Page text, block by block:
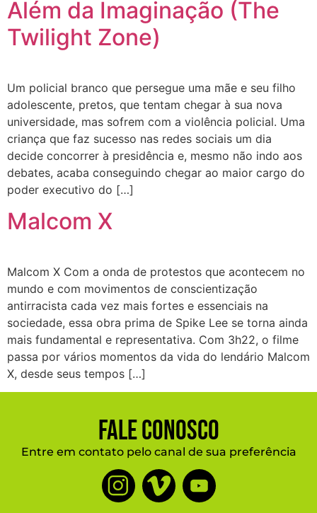
Além da Imaginação (The
Twilight Zone)
Um policial branco que persegue uma mãe e seu filho
adolescente, pretos, que tentam chegar à sua nova
universidade, mas sofrem com a violência policial. Uma
criança que faz sucesso nas redes sociais um dia
decide concorrer à presidência e, mesmo não indo aos
debates, acaba conseguindo chegar ao maior cargo do
poder executivo do […]
Malcom X
Malcom X Com a onda de protestos que acontecem no
mundo e com movimentos de conscientização
antirracista cada vez mais fortes e essenciais na
sociedade, essa obra prima de Spike Lee se torna ainda
mais fundamental e representativa. Com 3h22, o filme
passa por vários momentos da vida do lendário Malcom
X, desde seus tempos […]
Fale Conosco
Entre em contato pelo canal de sua preferência